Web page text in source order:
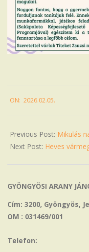
02-
ON: 2026.02.05.
Previous Post: Mikulás
Next Post: Heves
GYÖNGYÖSI ARANY
Cím: 3200, Gyöngyös,
OM : 031469/001
Telefon: